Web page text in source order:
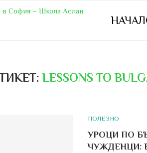
LESSONS TO
ПОЛЕЗНО
УРОЦИ ПО
ЧУЖДЕНЦИ: